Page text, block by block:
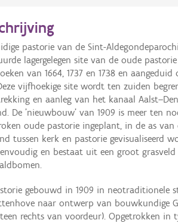
pastorie van de Sint-
lagergelegen site van de oude
van 1664, 1737 en 1738 en
vijfhoekige site wordt ten zuiden
en aanleg van het kanaal
De 'nieuwbouw' van 1909 is meer ten
oude pastorie ingeplant, in de as
tussen kerk en pastorie gevisualiseerd
en bestaat uit een groot
gebouwd in 1909 in neotraditionele
naar ontwerp van bouwkundige
rechts van voordeur). Opgetrokken